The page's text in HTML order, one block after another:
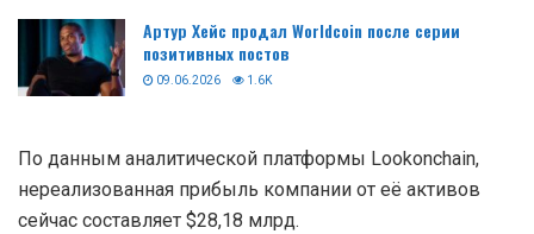
Артур Хейс продал Worldcoin после серии
позитивных постов
09.06.2026 1.6K
По данным аналитической платформы Lookonchain,
нереализованная прибыль компании от её активов
сейчас составляет $28,18 млрд.